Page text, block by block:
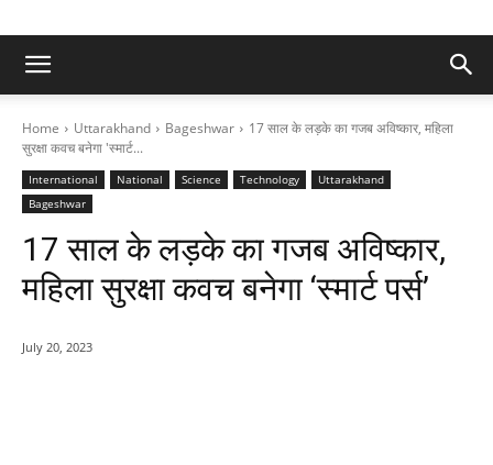
Home Uttarakhand Bageshwar
17 साल के लड़के का गजब अविष्कार, महिला
सुरक्षा कवच बनेगा 'स्मार्ट...
International National Science Technology
Uttarakhand
Bageshwar
17 साल के लड़के का गजब अविष्कार,
महिला सुरक्षा कवच बनेगा ‘स्मार्ट पर्स’
July 20, 2023